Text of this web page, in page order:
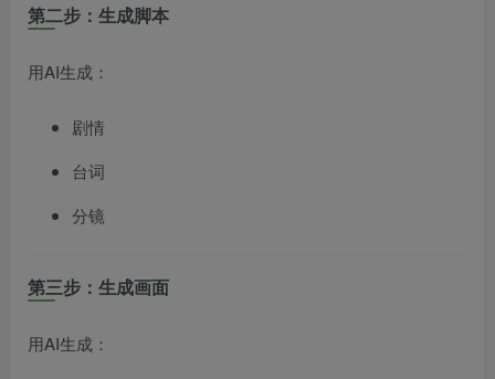
第二步：生成脚本
用AI生成：
剧情
台词
分镜
第三步：生成画面
用AI生成：